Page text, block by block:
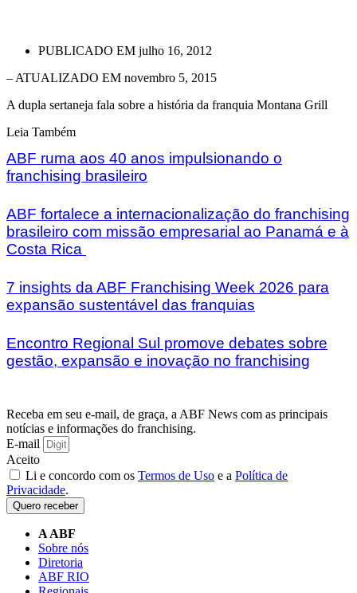
PUBLICADO EM julho 16, 2012
– ATUALIZADO EM novembro 5, 2015
A dupla sertaneja fala sobre a história da franquia Montana Grill
Leia Também
ABF ruma aos 40 anos impulsionando o
franchising brasileiro
ABF fortalece a internacionalização do franchising
brasileiro com missão empresarial ao Panamá e à
Costa Rica
7 insights da ABF Franchising Week 2026 para
expansão sustentável das franquias
Encontro Regional Sul promove debates sobre
gestão, expansão e inovação no franchising
Receba em seu e-mail, de graça, a ABF News com as principais
notícias e informações do franchising.
E-mail
Aceito
Li e concordo com os Termos de Uso e a Política de
Privacidade.
Quero receber
A ABF
Sobre nós
Diretoria
ABF RIO